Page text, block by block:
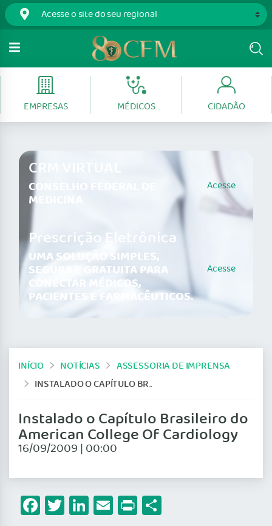
EMPRESAS MÉDICOS CIDADÃO
CRM VIRTUAL
CONSELHO FEDERAL DE
MEDICINA
Acesse
Prescrição Eletrônica
UMA SOLUÇÃO SIMPLES,
SEGURA E GRATUITA PARA
CONECTAR MÉDICOS,
PACIENTES E FARMACÊUTICOS.
Acesse
INÍCIO NOTÍCIAS
ASSESSORIA DE IMPRENSA
INSTALADO O CAPÍTULO BRASILEIRO DO AMERICAN COLLEGE OF CARDIOLOGY
Instalado o Capítulo Brasileiro do
American College Of Cardiology
16/09/2009 | 00:00
Facebook
Twitter
LinkedIn
Email
Print